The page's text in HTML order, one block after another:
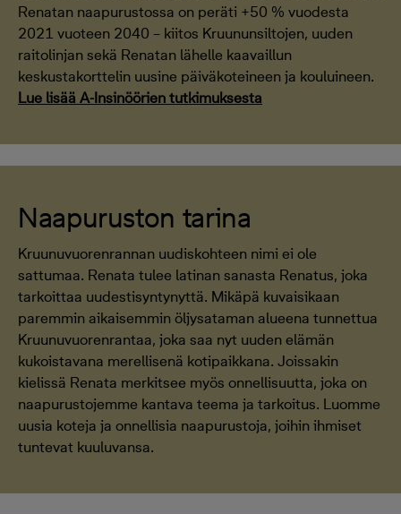
Renatan naapurustossa on peräti +50 % vuodesta
2021 vuoteen 2040 – kiitos Kruununsiltojen, uuden
raitolinjan sekä Renatan lähelle kaavaillun
keskustakorttelin uusine päiväkoteineen ja kouluineen.
Lue lisää A-Insinöörien tutkimuksesta
Naapuruston tarina
Kruunuvuorenrannan uudiskohteen nimi ei ole
sattumaa. Renata tulee latinan sanasta Renatus, joka
tarkoittaa uudestisyntynyttä. Mikäpä kuvaisikaan
paremmin aikaisemmin öljysataman alueena tunnettua
Kruunuvuorenrantaa, joka saa nyt uuden elämän
kukoistavana merellisenä kotipaikkana. Joissakin
kielissä Renata merkitsee myös onnellisuutta, joka on
naapurustojemme kantava teema ja tarkoitus. Luomme
uusia koteja ja onnellisia naapurustoja, joihin ihmiset
tuntevat kuuluvansa.